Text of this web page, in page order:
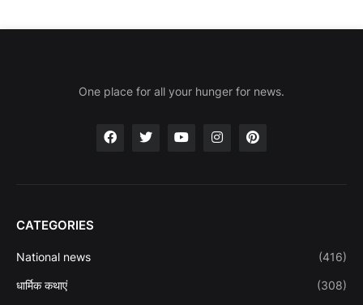
One place for all your hunger for news.
CATEGORIES
National news (416)
धार्मिक कथाएं (308)